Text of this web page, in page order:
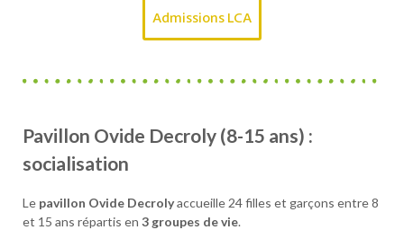
Admissions LCA
Pavillon Ovide Decroly (8-15 ans) :
socialisation
Le pavillon Ovide Decrolyaccueille 24 filles et garçons entre 8
et 15 ans répartis en 3 groupes de vie.